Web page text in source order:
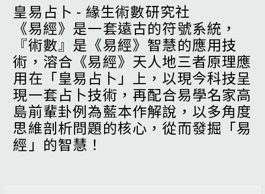
皇易占卜 - 緣生術數研究社
《易經》是一套遠古的符號系統，
『術數』是《易經》智慧的應用技
術，溶合《易經》天人地三者原理應
用在「皇易占卜」上，以現今科技呈
現一套占卜技術，再配合易學名家高
島前輩卦例為藍本作解說，以多角度
思維剖析問題的核心，從而發掘「易
經」的智慧！